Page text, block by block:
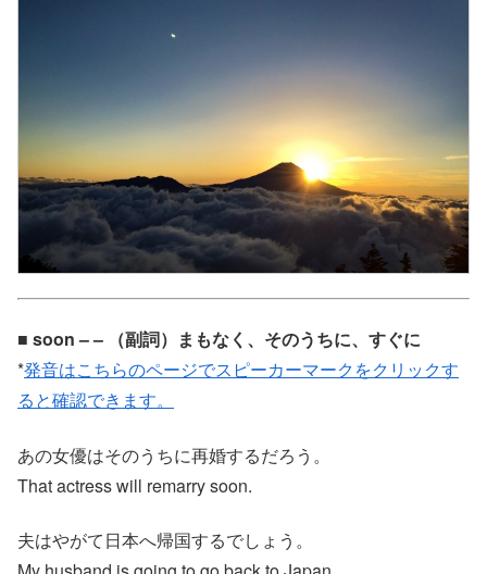
■ soon – – （副詞）まもなく、そのうちに、すぐに
*発音はこちらのページでスピーカーマークをクリックす
ると確認できます。
あの女優はそのうちに再婚するだろう。
That actress will remarry soon.
夫はやがて日本へ帰国するでしょう。